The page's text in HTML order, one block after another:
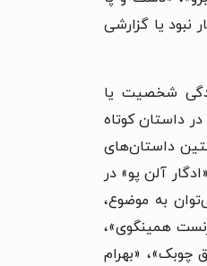
نبود یا گزارشی
شخصیت یا
داستان کوتاه
داستان‌های
آلن پو» در
به موضوع،
همینگوی»،
چوبک»، «بهرام